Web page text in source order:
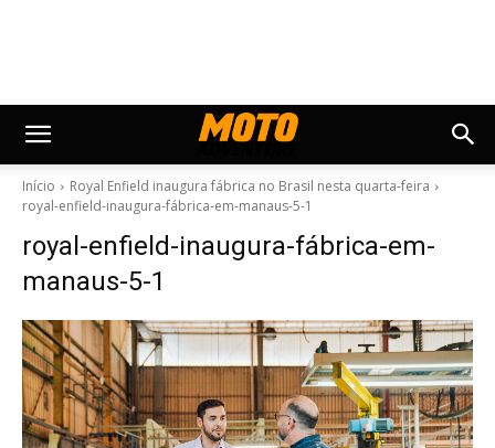
Início
Royal Enfield inaugura fábrica no Brasil nesta quarta-feira
royal-enfield-inaugura-fábrica-em-manaus-5-1
royal-enfield-inaugura-fábrica-em-
manaus-5-1